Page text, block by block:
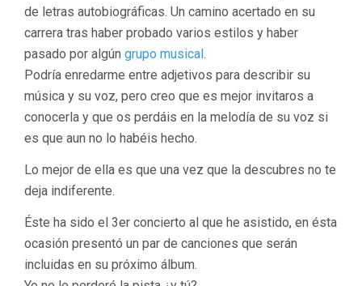
de letras autobiográficas. Un camino acertado en su
carrera tras haber probado varios estilos y haber
pasado por algún grupo musical .
Podría enredarme entre adjetivos para describir su
música y su voz, pero creo que es mejor invitaros a
conocerla y que os perdáis en la melodía de su voz si
es que aun no lo habéis hecho.
Lo mejor de ella es que una vez que la descubres no te
deja indiferente.
Éste ha sido el 3er concierto al que he asistido, en ésta
ocasión presentó un par de canciones que serán
incluidas en su próximo álbum.